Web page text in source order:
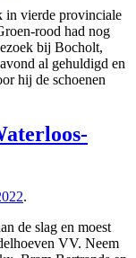
vierde provinciale
rood had nog
bij Bocholt,
al gehuldigd en
hij de schoenen
.
de slag en moest
VV. Neem